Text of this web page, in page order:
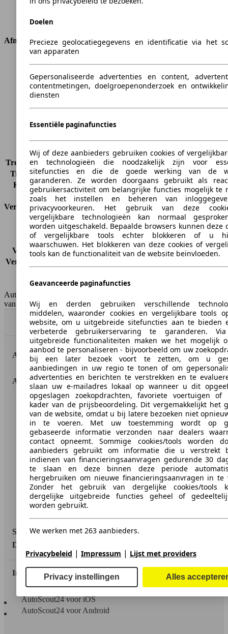
Transmissie
Aandrijving
Afmetingen
1471 mm
Breedte
1854 mm
Wielbasis
Maximaal gewicht
2320 kg
Deuren
4
Stoelen
5
Dakbelasting
-
Trekgewicht (ongeremd) -
Trekgewicht (geremd)
2000 kg
Kofferbak capaciteit
490 l
Verbruik
CO2-uitstoot*
118 g/km (komb.)
Verbruik (stad)
5.5 l/100km
Verbruik (snelweg)
3.9 l/100km
Verbruik (gemiddeld)*
Tankinhoud
59 l
AutoScout24 Belgium NV is niet aansprakelijk voor de juistheid
van de gegevens.
Naar boven
AutoScout24: de grootste online automarkt in Europa.
AutoScout24
Over AutoScout24
Pers
Disclaimer
Wettelijke rechten
Privacy
Media
Toegankelijkheidsverklaring
Service
Dealerrubriek
In contact te blijven
AutoScout24 voor iOS
AutoScout24 voor Android
Doelen
Precieze geolocatiegegevens en identificatie via het
van apparaten
Gepersonaliseerde advertenties en content,
contentmetingen, doelgroepenonderzoek en
diensten
Essentiële paginafuncties
Wij of deze aanbieders gebruiken cookies of
en technologieën die noodzakelijk zijn voor
sitefuncties en die de goede werking van de
garanderen. Ze worden doorgaans gebruikt als
gebruikersactiviteit om belangrijke functies mogelijk te
zoals het instellen en beheren van
privacyvoorkeuren. Het gebruik van deze
vergelijkbare technologieën kan normaal
worden uitgeschakeld. Bepaalde browsers kunnen deze
of vergelijkbare tools echter blokkeren of u
waarschuwen. Het blokkeren van deze cookies of
tools kan de functionaliteit van de website beïnvloeden.
Geavanceerde paginafuncties
Wij en derden gebruiken verschillende
middelen, waaronder cookies en vergelijkbare tools
website, om u uitgebreide sitefuncties aan te bieden
verbeterde gebruikerservaring te garanderen.
uitgebreide functionaliteiten maken we het mogelijk
aanbod te personaliseren - bijvoorbeeld om uw
bij een later bezoek voort te zetten, om u
aanbiedingen in uw regio te tonen of om
advertenties en berichten te verstrekken en te
slaan uw e-mailadres lokaal op wanneer u dit
opgeslagen zoekopdrachten, favoriete voertuigen
kader van de prijsbeoordeling. Dit vergemakkelijkt het
van de website, omdat u bij latere bezoeken niet
in te voeren. Met uw toestemming wordt op
gebaseerde informatie verzonden naar dealers
contact opneemt. Sommige cookies/tools worden
aanbieders gebruikt om informatie die u verstrekt
indienen van financieringsaanvragen gedurende 30
te slaan en deze binnen deze periode
hergebruiken om nieuwe financieringsaanvragen in te
Zonder het gebruik van dergelijke cookies/tools
dergelijke uitgebreide functies geheel of
worden gebruikt.
We werken met 263 aanbieders.
Privacybeleid | Impressum | Lijst met providers
Privacy instellingen Alles